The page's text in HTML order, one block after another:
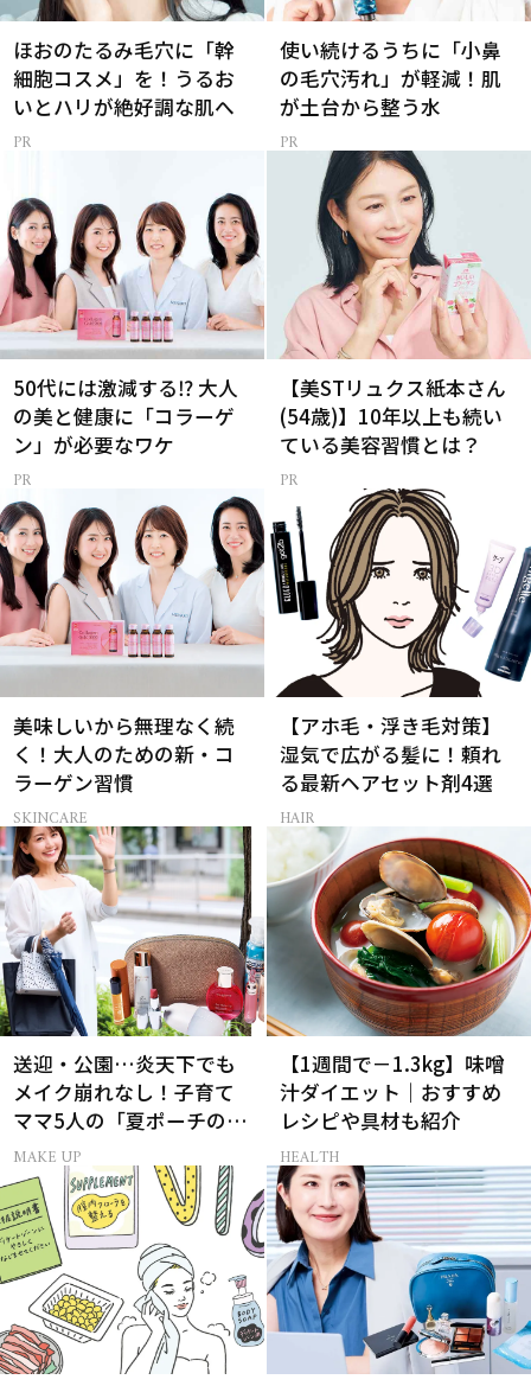
ほおのたるみ毛穴に「幹
細胞コスメ」を！うるお
いとハリが絶好調な肌へ
使い続けるうちに「小鼻
の毛穴汚れ」が軽減！肌
が土台から整う水
50代には激減する⁉ 大人
の美と健康に「コラーゲ
ン」が必要なワケ
【美STリュクス紙本さん
(54歳)】10年以上も続い
ている美容習慣とは？
美味しいから無理なく続
く！大人のための新・コ
ラーゲン習慣
SKINCARE
【アホ毛・浮き毛対策】
湿気で広がる髪に！頼れ
る最新ヘアセット剤4選
HAIR
送迎・公園…炎天下でも
メイク崩れなし！子育て
ママ5人の「夏ポーチの中
身」
MAKE UP
【1週間で－1.3kg】味噌
汁ダイエット｜おすすめ
レシピや具材も紹介
HEALTH